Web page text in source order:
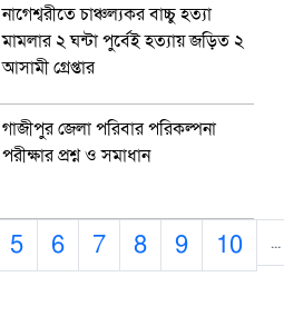
নাগেশ্বরীতে চাঞ্চল্যকর বাচ্চু হত্যা
মামলার ২ ঘন্টা পুর্বেই হত্যায় জড়িত ২
আসামী গ্রেপ্তার
গাজীপুর জেলা পরিবার পরিকল্পনা
পরীক্ষার প্রশ্ন ও সমাধান
5 6 7 8 9 10 ...